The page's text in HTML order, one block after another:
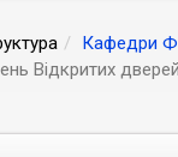
Кафедри
Відкритих